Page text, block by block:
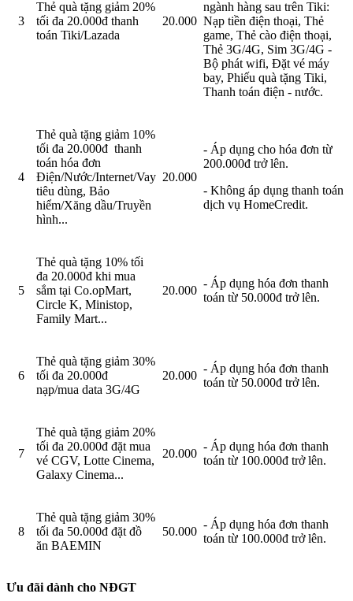
3
Thẻ quà tặng giảm 20%
tối đa 20.000đ thanh
toán Tiki/Lazada
20.000
ngành hàng sau trên Tiki:
Nạp tiền điện thoại, Thẻ
game, Thẻ cào điện thoại,
Thẻ 3G/4G, Sim 3G/4G -
Bộ phát wifi, Đặt vé máy
bay, Phiếu quà tặng Tiki,
Thanh toán điện - nước.
4
Thẻ quà tặng giảm 10%
tối đa 20.000đ thanh
toán hóa đơn
Điện/Nước/Internet/Vay
tiêu dùng, Bảo
hiểm/Xăng dầu/Truyền
hình...
20.000
- Áp dụng cho hóa đơn từ
200.000đ trở lên.
- Không áp dụng thanh toán
dịch vụ HomeCredit.
5
Thẻ quà tặng 10% tối
đa 20.000đ khi mua
sắm tại Co.opMart,
Circle K, Ministop,
Family Mart...
20.000
- Áp dụng hóa đơn thanh
toán từ 50.000đ trở lên.
6
Thẻ quà tặng giảm 30%
tối đa 20.000đ
nạp/mua data 3G/4G
20.000
- Áp dụng hóa đơn thanh
toán từ 50.000đ trở lên.
7
Thẻ quà tặng giảm 20%
tối đa 20.000đ đặt mua
vé CGV, Lotte Cinema,
Galaxy Cinema...
20.000
- Áp dụng hóa đơn thanh
toán từ 100.000đ trở lên.
8
Thẻ quà tặng giảm 30%
tối đa 50.000đ đặt đồ
ăn BAEMIN
50.000
- Áp dụng hóa đơn thanh
toán từ 100.000đ trở lên.
Ưu đãi dành cho NĐGT